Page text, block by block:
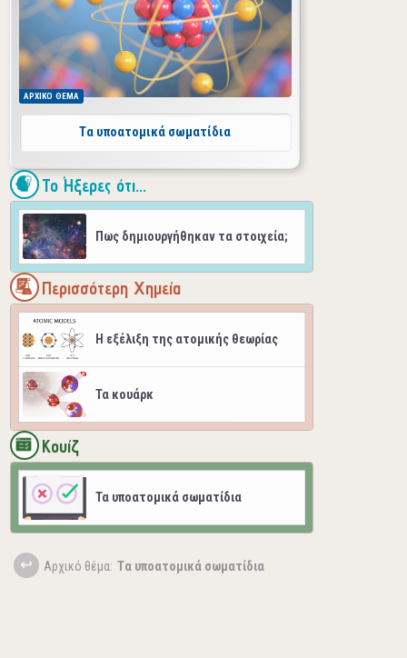
ΑΡΧΙΚΟ ΘΕΜΑ
Tα υποατομικά σωματίδια
Το Ήξερες ότι...
Πως δημιουργήθηκαν τα στοιχεία;
Περισσότερη Χημεία
Η εξέλιξη της ατομικής θεωρίας
Τα κουάρκ
Κουίζ
Τα υποατομικά σωματίδια
Aρχικό θέμα: Tα υποατομικά σωματίδια